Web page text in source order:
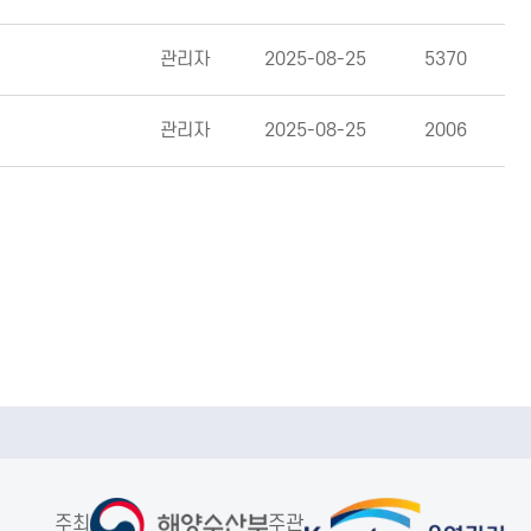
관리자 2025-08-25 5370
관리자 2025-08-25 2006
주최 주관